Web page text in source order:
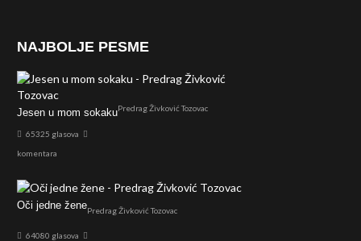
NAJBOLJE PESME
Jesen u mom sokakuPredrag Živković Tozovac
65325 glasova
komentara
Oči jedne ženePredrag Živković Tozovac
64080 glasova